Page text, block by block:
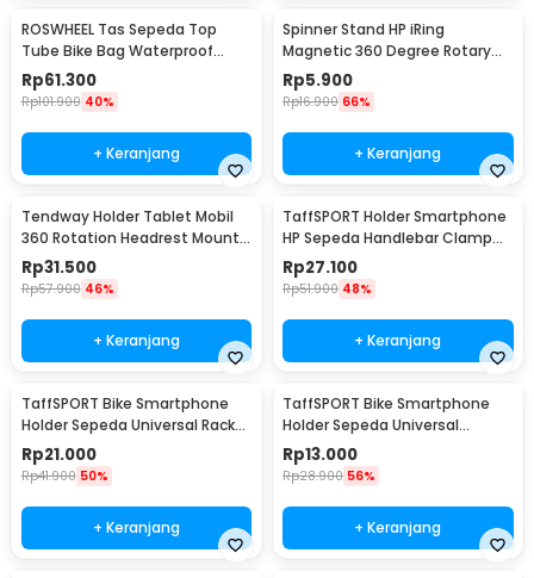
ROSWHEEL Tas Sepeda Top
Tube Bike Bag Waterproof
Holder HP 6 Inch - ROS12
Rp61.300
Rp101.900 40%
+ Keranjang
Spinner Stand HP iRing
Magnetic 360 Degree Rotary
Phone Holder
Rp5.900
Rp16.900 66%
+ Keranjang
Tendway Holder Tablet Mobil
360 Rotation Headrest Mount
8-11 Inch - SBT-1104
Rp31.500
Rp57.900 46%
+ Keranjang
TaffSPORT Holder Smartphone
HP Sepeda Handlebar Clamp
Bicycle Holder - YP07
Rp27.100
Rp51.900 48%
+ Keranjang
TaffSPORT Bike Smartphone
Holder Sepeda Universal Rack
Bicycle - BM03
Rp21.000
Rp41.900 50%
+ Keranjang
TaffSPORT Bike Smartphone
Holder Sepeda Universal
Bicycle - JR-OK5
Rp13.000
Rp28.900 56%
+ Keranjang